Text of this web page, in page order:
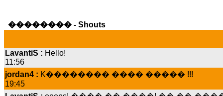
�������� - Shouts
11:56
jordan4 :
19:45
LavantiS :